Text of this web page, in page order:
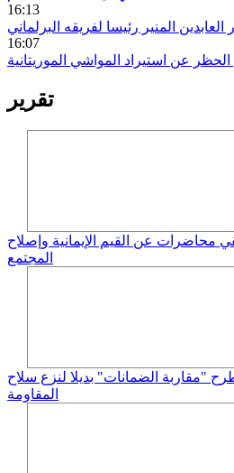
16:13
العابدين المنير رئيسا لفريقه البرلماني
16:07
الحظر عن استيراد المواشي الموريتانية
تقرير
محاضرات عن القيم الإيمانية وإصلاح
المجتمع
"مقاربة الضمانات" بديلا لنزع سلاح
المقاومة